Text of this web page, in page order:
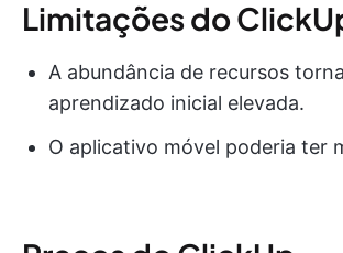
Limitações do
A abundância de recursos
aprendizado inicial elevada.
O aplicativo móvel poderia ter